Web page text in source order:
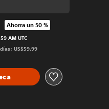
precio original de US$59.99
Ahorra un 50 %
AM UTC
US$59.99